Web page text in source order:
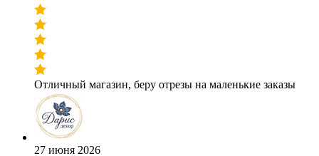
Отличный магазин, беру отрезы на маленькие заказы
27 июня 2026